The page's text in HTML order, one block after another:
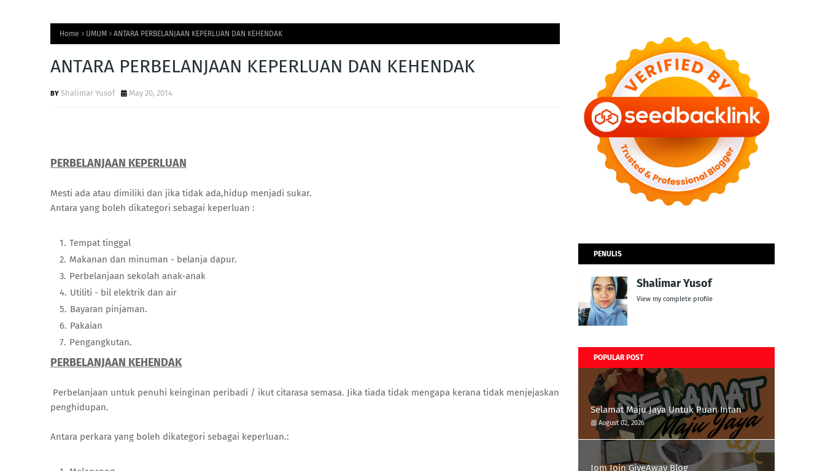
Home UMUM ANTARA PERBELANJAAN KEPERLUAN DAN KEHENDAK
ANTARA PERBELANJAAN KEPERLUAN DAN KEHENDAK
Shalimar Yusof May 20, 2014
PERBELANJAAN KEPERLUAN
Mesti ada atau dimiliki dan jika tidak ada,hidup menjadi sukar.
Antara yang boleh dikategori sebagai keperluan :
Tempat tinggal
Makanan dan minuman - belanja dapur.
Perbelanjaan sekolah anak-anak
Utiliti - bil elektrik dan air
Bayaran pinjaman.
Pakaian
Pengangkutan.
PERBELANJAAN KEHENDAK
Perbelanjaan untuk penuhi keinginan peribadi / ikut citarasa semasa. Jika tiada tidak mengapa kerana tidak menjejaskan
penghidupan.
Antara perkara yang boleh dikategori sebagai keperluan.:
PENULIS
Shalimar Yusof
View my complete profile
POPULAR POST
Selamat Maju Jaya Untuk Puan Intan
August 02, 2026
Jom Join GiveAway Blog